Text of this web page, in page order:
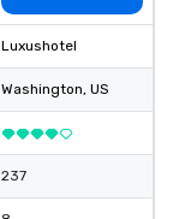
Luxushotel
Washington, US
237